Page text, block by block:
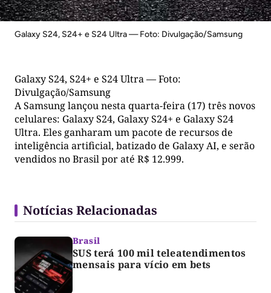
Galaxy S24, S24+ e S24 Ultra — Foto: Divulgação/Samsung
Galaxy S24, S24+ e S24 Ultra — Foto:
Divulgação/Samsung
A Samsung lançou nesta quarta-feira (17) três novos
celulares: Galaxy S24, Galaxy S24+ e Galaxy S24
Ultra. Eles ganharam um pacote de recursos de
inteligência artificial, batizado de Galaxy AI, e serão
vendidos no Brasil por até R$ 12.999.
Notícias Relacionadas
Brasil
SUS terá 100 mil teleatendimentos
mensais para vício em bets